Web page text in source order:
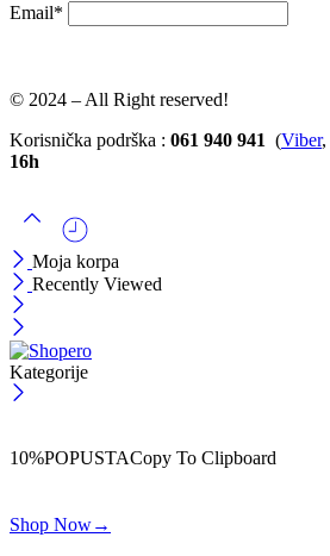
Email*
© 2024 – All Right reserved!
Korisnička podrška : 061 940 941 (Viber,
16h
Moja korpa
Recently Viewed
Kategorije
10%POPUSTACopy To Clipboard
Shop Now→